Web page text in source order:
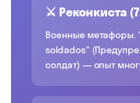
⚔️ Реконкиста
Военные метафоры.
soldados"
солдат) — опыт